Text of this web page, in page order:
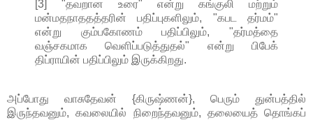
[3] "தவறான உரை" என்று கங்குலி மற்றும்
மன்மதநாததத்தரின் பதிப்புகளிலும், "கபட தர்மம்"
என்று கும்பகோணம் பதிப்பிலும், "தர்மத்தை
வஞ்சகமாக வெளிப்படுத்துதல்" என்று பிபேக்
திப்ராயின் பதிப்பிலும் இருக்கிறது.
அப்போது வாசுதேவன் {கிருஷ்ணன்}, பெரும் துன்பத்தில்
இருந்தவனும், கவலையில் நிறைந்தவனும், தலையைத் தொங்கப்